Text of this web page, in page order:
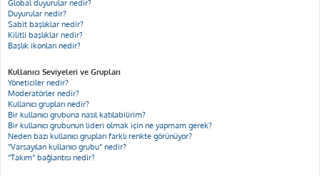
Global duyurular nedir?
Duyurular nedir?
Sabit başlıklar nedir?
Kilitli başlıklar nedir?
Başlık ikonları nedir?
Kullanıcı Seviyeleri ve Grupları
Yöneticiler nedir?
Moderatörler nedir?
Kullanıcı grupları nedir?
Bir kullanıcı grubuna nasıl katılabilirim?
Bir kullanıcı grubunun lideri olmak için ne yapmam gerek?
Neden bazı kullanıcı grupları farklı renkte görünüyor?
“Varsayılan kullanıcı grubu” nedir?
“Takım” bağlantısı nedir?